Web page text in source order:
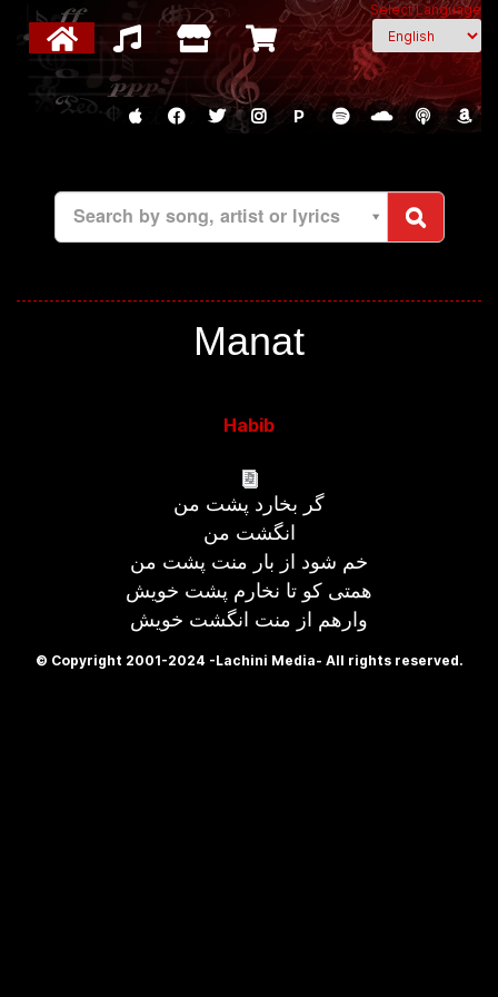
Select Language
P
Search by song, artist or lyrics
Manat
Habib
گر بخارد پشت من
انگشت من
خم شود از بار منت پشت من
همتی کو تا نخارم پشت خویش
وارهم از منت انگشت خویش
© Copyright 2001-2024 -Lachini Media- All rights reserved.